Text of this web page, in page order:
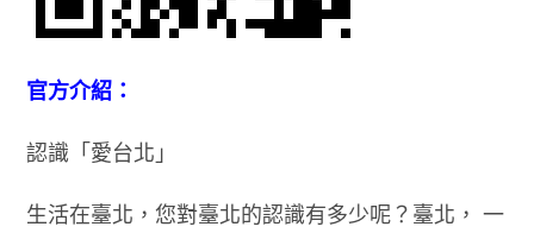
官方介紹：
認識「愛台北」
生活在臺北，您對臺北的認識有多少呢？臺北， 一